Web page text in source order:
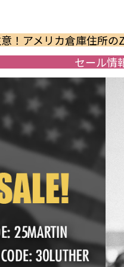
！アメリカ倉庫住所の
セール情